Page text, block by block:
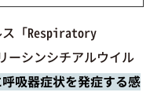
ス「Respiratory
シンシチアルウイル
吸器症状を発症する感